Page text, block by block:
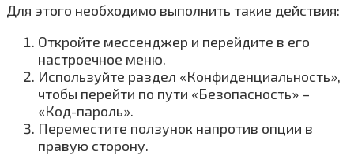
Для этого необходимо выполнить такие действия:
Откройте мессенджер и перейдите в его
настроечное меню.
Используйте раздел «Конфиденциальность»,
чтобы перейти по пути «Безопасность» –
«Код-пароль».
Переместите ползунок напротив опции в
правую сторону.